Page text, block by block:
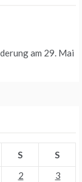
am 29. Mai
S
S
2
3